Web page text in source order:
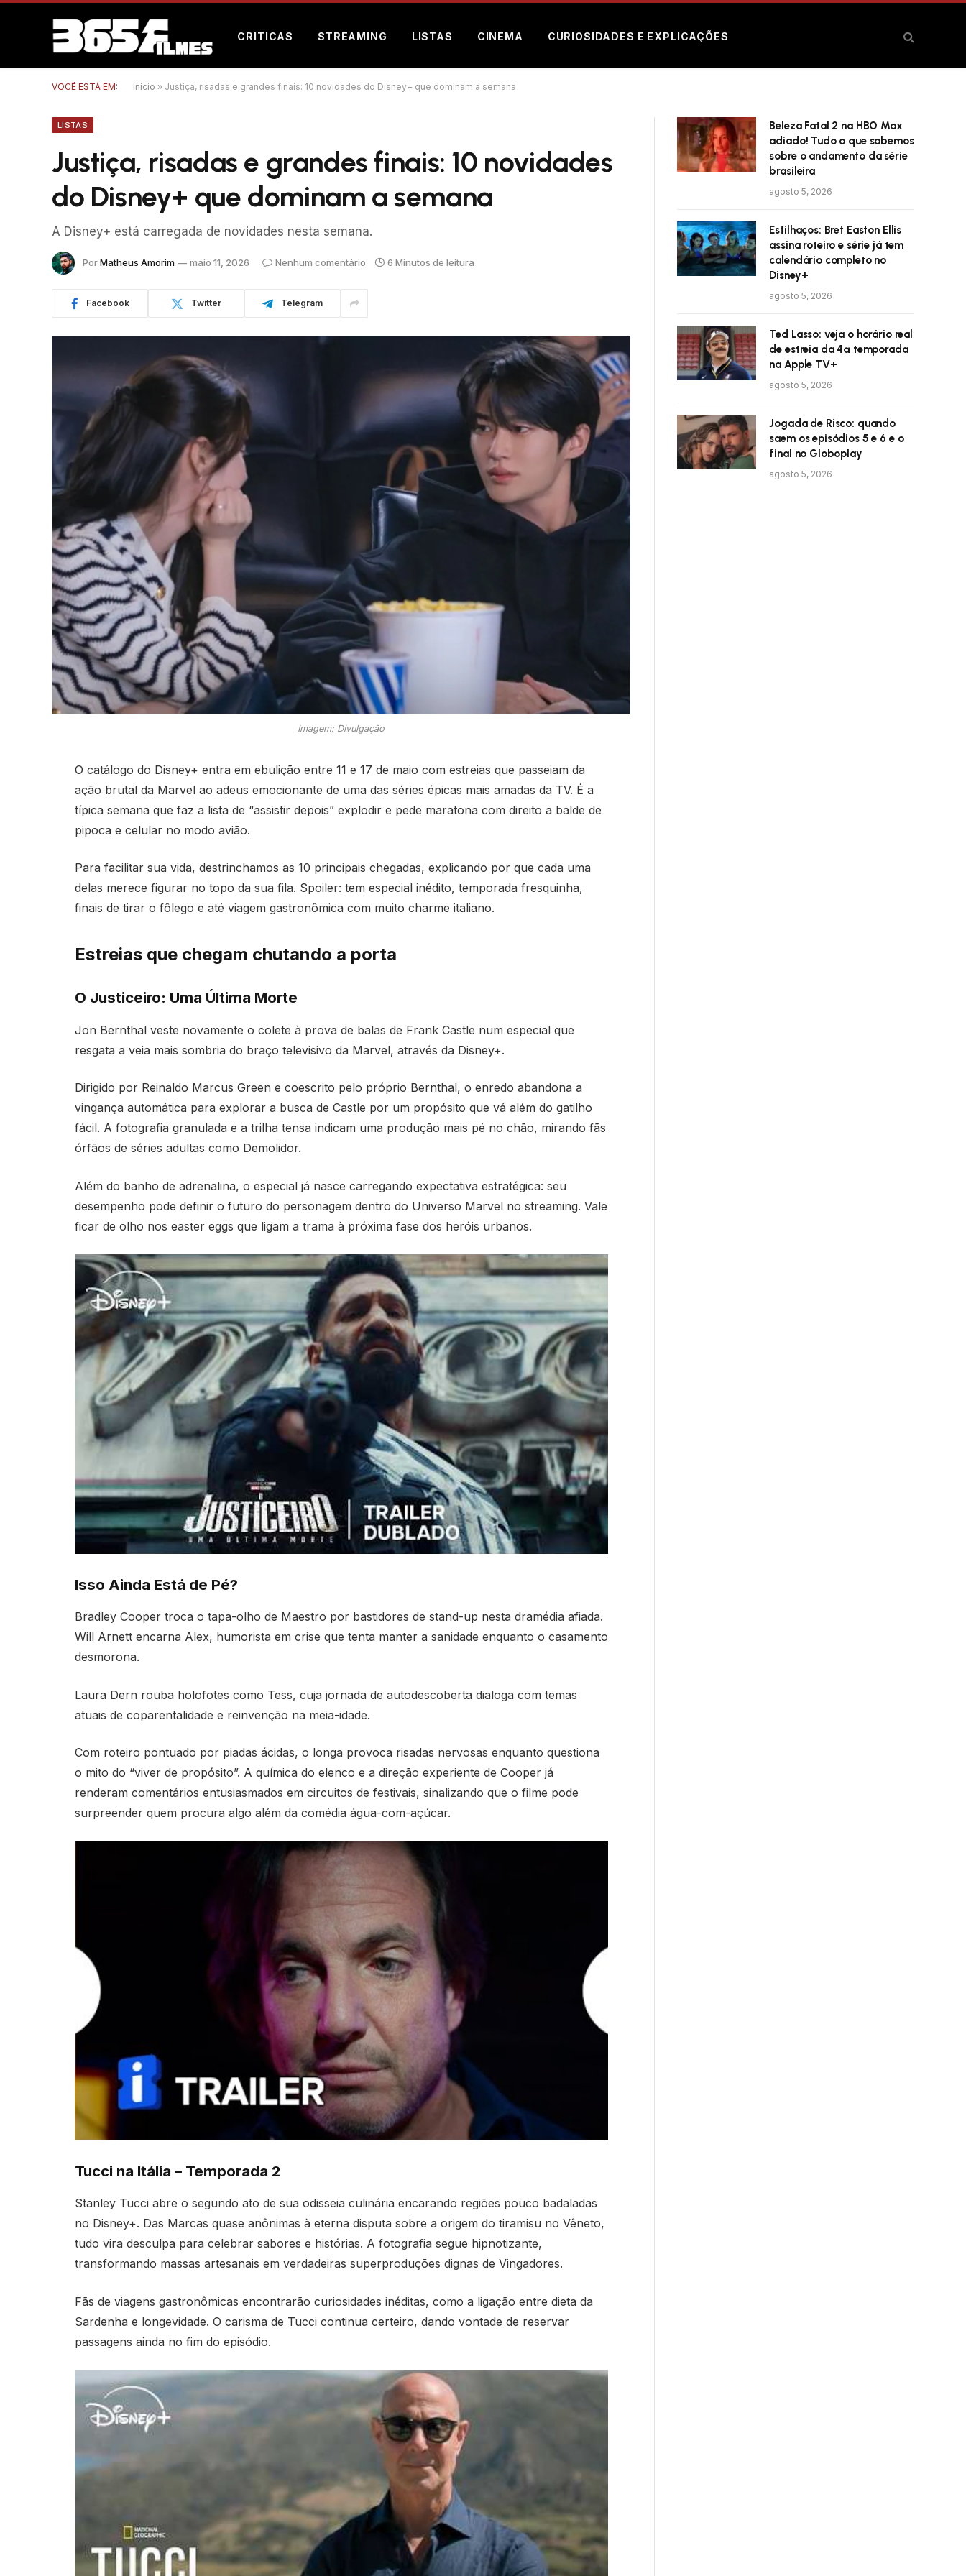
CRITICAS STREAMING LISTAS CINEMA CURIOSIDADES E EXPLICAÇÕES
VOCÊ ESTÁ EM: Início » Justiça, risadas e grandes finais: 10 novidades do Disney+ que dominam a semana
LISTAS
Justiça, risadas e grandes finais: 10 novidades
do Disney+ que dominam a semana
A Disney+ está carregada de novidades nesta semana.
PorMatheus Amorim maio 11, 2026 Nenhum comentário 6 Minutos de leitura
Facebook Twitter Telegram
Imagem: Divulgação
O catálogo do Disney+ entra em ebulição entre 11 e 17 de maio com estreias que passeiam da
ação brutal da Marvel ao adeus emocionante de uma das séries épicas mais amadas da TV. É a
típica semana que faz a lista de “assistir depois” explodir e pede maratona com direito a balde de
pipoca e celular no modo avião.
Para facilitar sua vida, destrinchamos as 10 principais chegadas, explicando por que cada uma
delas merece figurar no topo da sua fila. Spoiler: tem especial inédito, temporada fresquinha,
finais de tirar o fôlego e até viagem gastronômica com muito charme italiano.
Estreias que chegam chutando a porta
O Justiceiro: Uma Última Morte
Jon Bernthal veste novamente o colete à prova de balas de Frank Castle num especial que
resgata a veia mais sombria do braço televisivo da Marvel, através da Disney+.
Dirigido por Reinaldo Marcus Green e coescrito pelo próprio Bernthal, o enredo abandona a
vingança automática para explorar a busca de Castle por um propósito que vá além do gatilho
fácil. A fotografia granulada e a trilha tensa indicam uma produção mais pé no chão, mirando fãs
órfãos de séries adultas como Demolidor.
Além do banho de adrenalina, o especial já nasce carregando expectativa estratégica: seu
desempenho pode definir o futuro do personagem dentro do Universo Marvel no streaming. Vale
ficar de olho nos easter eggs que ligam a trama à próxima fase dos heróis urbanos.
Isso Ainda Está de Pé?
Bradley Cooper troca o tapa-olho de Maestro por bastidores de stand-up nesta dramédia afiada.
Will Arnett encarna Alex, humorista em crise que tenta manter a sanidade enquanto o casamento
desmorona.
Laura Dern rouba holofotes como Tess, cuja jornada de autodescoberta dialoga com temas
atuais de coparentalidade e reinvenção na meia-idade.
Com roteiro pontuado por piadas ácidas, o longa provoca risadas nervosas enquanto questiona
o mito do “viver de propósito”. A química do elenco e a direção experiente de Cooper já
renderam comentários entusiasmados em circuitos de festivais, sinalizando que o filme pode
surpreender quem procura algo além da comédia água-com-açúcar.
Tucci na Itália – Temporada 2
Stanley Tucci abre o segundo ato de sua odisseia culinária encarando regiões pouco badaladas
no Disney+. Das Marcas quase anônimas à eterna disputa sobre a origem do tiramisu no Vêneto,
tudo vira desculpa para celebrar sabores e histórias. A fotografia segue hipnotizante,
transformando massas artesanais em verdadeiras superproduções dignas de Vingadores.
Fãs de viagens gastronômicas encontrarão curiosidades inéditas, como a ligação entre dieta da
Sardenha e longevidade. O carisma de Tucci continua certeiro, dando vontade de reservar
passagens ainda no fim do episódio.
Beleza Fatal 2 na HBO Max
adiado! Tudo o que sabemos
sobre o andamento da série
brasileira
agosto 5, 2026
Estilhaços: Bret Easton Ellis
assina roteiro e série já tem
calendário completo no
Disney+
agosto 5, 2026
Ted Lasso: veja o horário real
de estreia da 4ª temporada
na Apple TV+
agosto 5, 2026
Jogada de Risco: quando
saem os episódios 5 e 6 e o
final no Globoplay
agosto 5, 2026